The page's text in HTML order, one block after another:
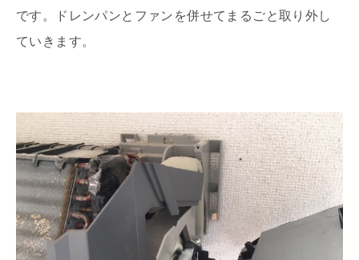
です。ドレンパンとファンを併せてまるごと取り外し
ていきます。